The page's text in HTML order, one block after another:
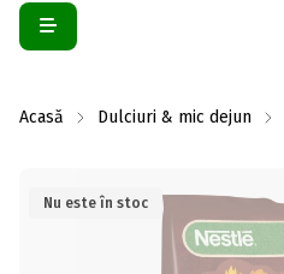
Acasă Dulciuri & mic dejun
Nu este în stoc